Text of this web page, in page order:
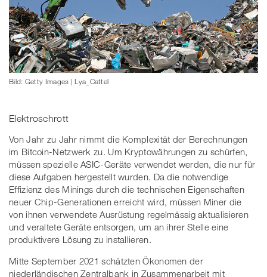
Bild: Getty Images | Lya_Cattel
Elektroschrott
Von Jahr zu Jahr nimmt die Komplexität der Berechnungen
im Bitcoin-Netzwerk zu. Um Kryptowährungen zu schürfen,
müssen spezielle ASIC-Geräte verwendet werden, die nur für
diese Aufgaben hergestellt wurden. Da die notwendige
Effizienz des Minings durch die technischen Eigenschaften
neuer Chip-Generationen erreicht wird, müssen Miner die
von ihnen verwendete Ausrüstung regelmässig aktualisieren
und veraltete Geräte entsorgen, um an ihrer Stelle eine
produktivere Lösung zu installieren.
Mitte September 2021 schätzten Ökonomen der
niederländischen Zentralbank in Zusammenarbeit mit